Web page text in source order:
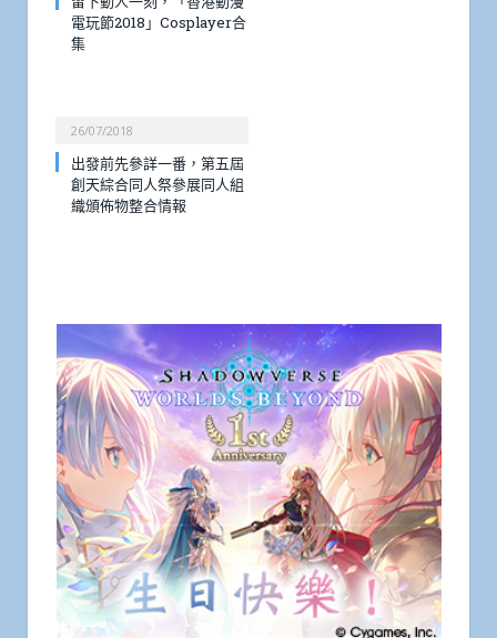
電玩節2018」Cosplayer合
集
26/07/2018
出發前先參詳一番，第五屆
創天綜合同人祭參展同人組
織頒佈物整合情報